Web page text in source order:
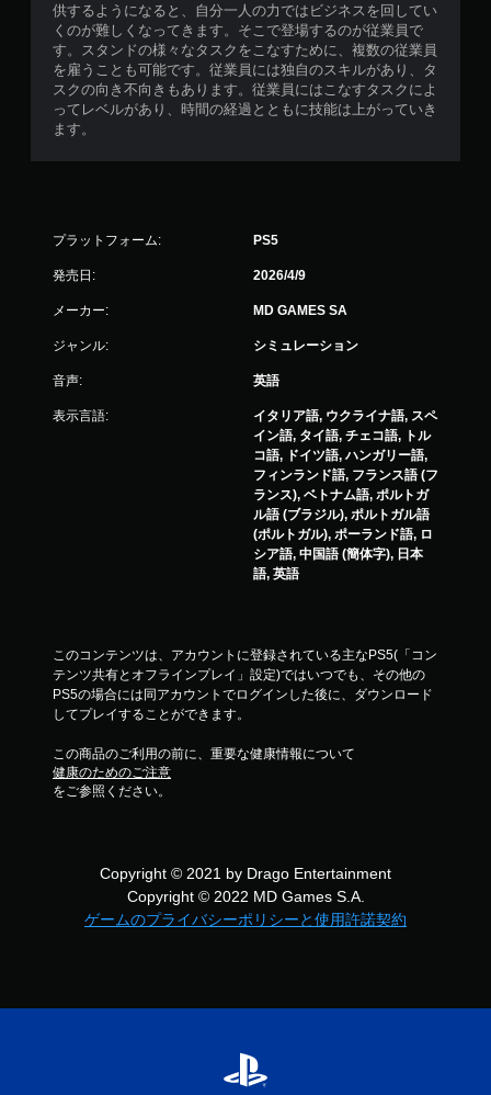
供するようになると、自分一人の力ではビジネスを回してい
くのが難しくなってきます。そこで登場するのが従業員で
す。スタンドの様々なタスクをこなすために、複数の従業員
を雇うことも可能です。従業員には独自のスキルがあり、タ
スクの向き不向きもあります。従業員にはこなすタスクによ
ってレベルがあり、時間の経過とともに技能は上がっていき
ます。
プラットフォーム: PS5
発売日: 2026/4/9
メーカー: MD GAMES SA
ジャンル: シミュレーション
音声: 英語
表示言語:
イタリア語, ウクライナ語, スペ
イン語, タイ語, チェコ語, トル
コ語, ドイツ語, ハンガリー語,
フィンランド語, フランス語 (フ
ランス), ベトナム語, ポルトガ
ル語 (ブラジル), ポルトガル語
(ポルトガル), ポーランド語, ロ
シア語, 中国語 (簡体字), 日本
語, 英語
このコンテンツは、アカウントに登録されている主なPS5(「コン
テンツ共有とオフラインプレイ」設定)ではいつでも、その他の
PS5の場合には同アカウントでログインした後に、ダウンロード
してプレイすることができます。
この商品のご利用の前に、重要な健康情報について
健康のためのご注意
をご参照ください。
Copyright © 2021 by Drago Entertainment
Copyright © 2022 MD Games S.A.
ゲームのプライバシーポリシーと使用許諾契約